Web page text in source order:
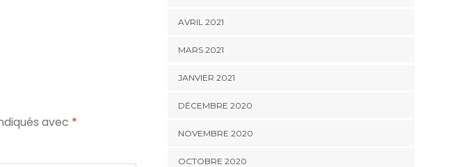
avec *
AVRIL 2021
MARS 2021
JANVIER 2021
DÉCEMBRE 2020
NOVEMBRE 2020
OCTOBRE 2020